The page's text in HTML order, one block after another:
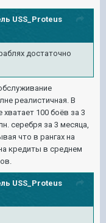
USS_Proteus
достаточно
реалистичная. В
100 боёв за 3
серебря за 3 месяца,
что в рангах на
кредиты в среднем
USS_Proteus